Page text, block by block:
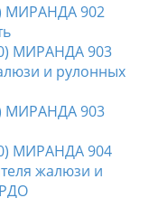
МИРАНДА 902
МИРАНДА 903